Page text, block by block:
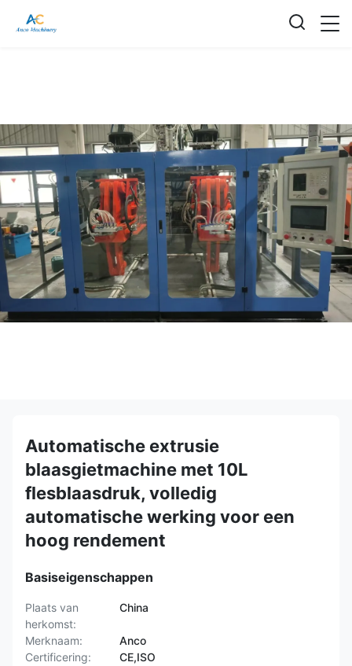
Automatische extrusie
blaasgietmachine met 10L
flesblaasdruk, volledig
automatische werking voor een
hoog rendement
Basiseigenschappen
Plaats van
herkomst:
China
Merknaam:
Anco
Certificering:
CE,ISO